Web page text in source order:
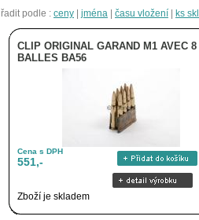
řadit podle : ceny jména času vložení ks
CLIP ORIGINAL GARAND M1 AVEC 8
BALLES BA56
Cena s DPH
551,-
Zboží je skladem